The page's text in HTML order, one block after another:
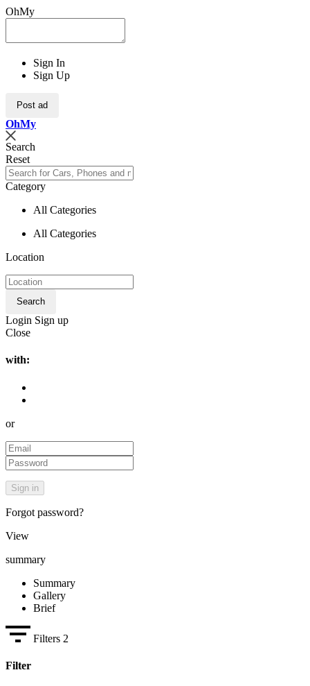
OhMy
Sign In
Sign Up
Post ad
OhMy
Search
Reset
Category
All Categories
All Categories
Location
Search
Login Sign up
Close
with:
or
Forgot password?
View
summary
Summary
Gallery
Brief
Filters 2
Filter